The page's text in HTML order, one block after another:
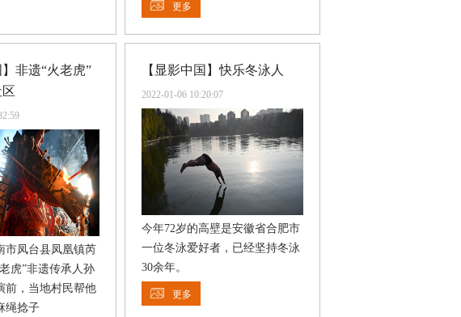
更多
】非遗“火老虎”
市凤台县凤凰镇芮
虎”非遗传承人孙
前，当地村民帮他
绳捻子
【显影中国】快乐冬泳人
2022-01-06 10:20:07
今年72岁的高壁是安徽省合肥市
一位冬泳爱好者，已经坚持冬泳
30余年。
更多